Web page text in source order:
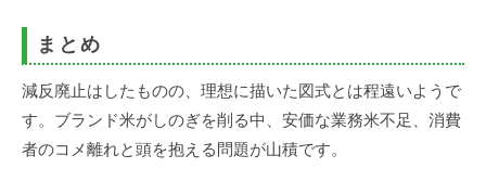
まとめ
減反廃止はしたものの、理想に描いた図式とは程遠いようで
す。ブランド米がしのぎを削る中、安価な業務米不足、消費
者のコメ離れと頭を抱える問題が山積です。